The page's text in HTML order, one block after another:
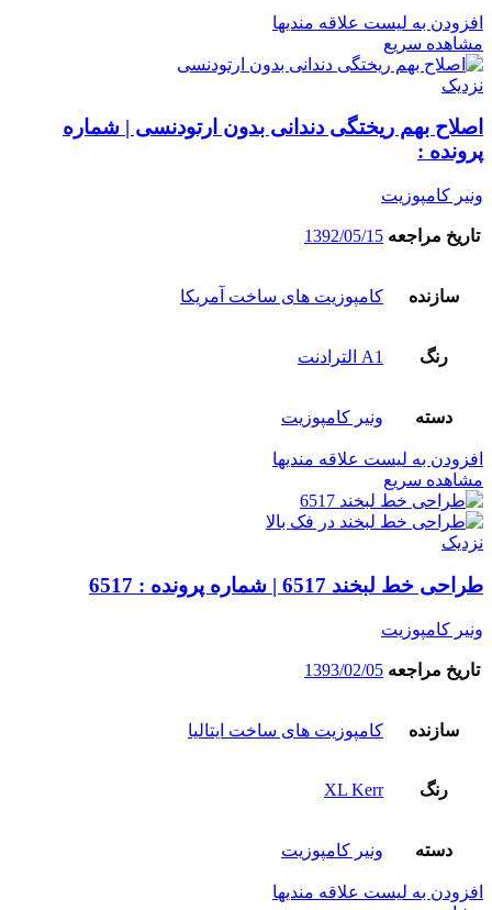
افزودن به لیست علاقه مندیها
مشاهده سریع
نزدیک
اصلاح بهم ریختگی دندانی بدون ارتودنسی | شماره
پرونده :
ونیر کامپوزیت
تاریخ مراجعه 1392/05/15
سازنده کامپوزیت های ساخت آمریکا
رنگ A1 الترادنت
دسته ونیر کامپوزیت
افزودن به لیست علاقه مندیها
مشاهده سریع
نزدیک
طراحی خط لبخند 6517 | شماره پرونده : 6517
ونیر کامپوزیت
تاریخ مراجعه 1393/02/05
سازنده کامپوزیت های ساخت ایتالیا
رنگ XL Kerr
دسته ونیر کامپوزیت
افزودن به لیست علاقه مندیها